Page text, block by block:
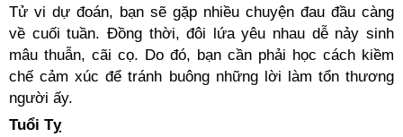
Tử vi dự đoán, bạn sẽ gặp nhiều chuyện đau đầu càng
về cuối tuần. Đồng thời, đôi lứa yêu nhau dễ nảy sinh
mâu thuẫn, cãi cọ. Do đó, bạn cần phải học cách kiềm
chế cảm xúc để tránh buông những lời làm tổn thương
người ấy.
Tuổi Tỵ